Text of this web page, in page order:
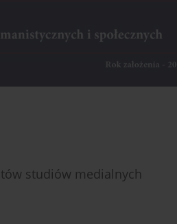
studiów medialnych